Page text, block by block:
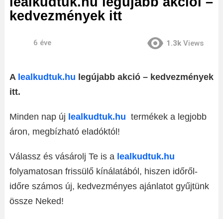
kedvezmények itt
6 éve 1.3k Views
A lealkudtuk.hu legújabb akció – kedvezmények
itt.
Minden nap új lealkudtuk.hu termékek a legjobb
áron, megbízható eladóktól!
Válassz és vásárolj Te is a lealkudtuk.hu
folyamatosan frissülő kínálatából, hiszen időről-
időre számos új, kedvezményes ajánlatot gyűjtünk
össze Neked!